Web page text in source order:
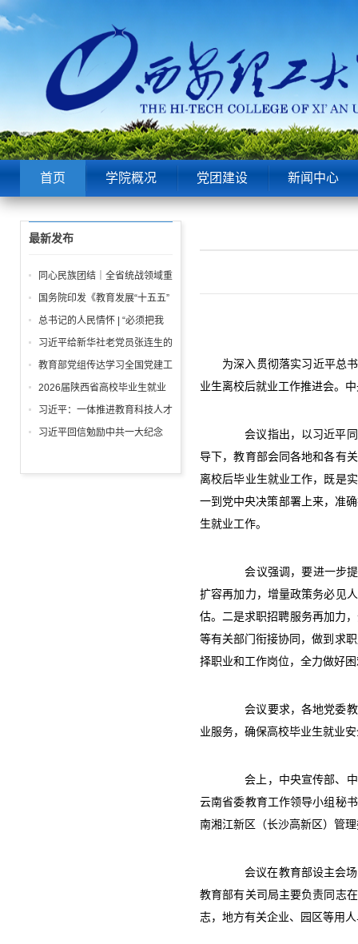
首页 学院概况 党团建设 新闻中心
为深入贯彻落实习近平总
业生离校后就业工作推进会。
会议指出，以习近平同
导下，教育部会同各地和各有
离校后毕业生就业工作，既是
一到党中央决策部署上来，准
生就业工作。
会议强调，要进一步提
扩容再加力，增量政策务必见
估。二是求职招聘服务再加力
等有关部门衔接协同，做到求
择职业和工作岗位，全力做好
会议要求，各地党委教
业服务，确保高校毕业生就业
会上，中央宣传部、中
云南省委教育工作领导小组秘
南湘江新区（长沙高新区）管
会议在教育部设主会场
教育部有关司局主要负责同志
志，地方有关企业、园区等用
最新发布
同心民族团结｜全省统战领域重
点工作推进会召开
国务院印发《教育发展“十五五”
规划》
总书记的人民情怀 | “必须把我
们党建设好、建设强”
习近平给新华社老党员张连生的
回信
教育部党组传达学习全国党建工
作座谈会精神，研究部署学习宣
传贯彻习近平党建思想工作
2026届陕西省高校毕业生就业
工作“百日冲刺”推进会召开
习近平：一体推进教育科技人才
发展
习近平回信勉励中共一大纪念
巾讲解员：传承红色基因增长知